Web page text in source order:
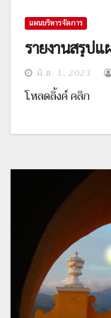
แผนบริหารจัดการ
รายงานสรุปแ
มิ.ย. 1, 2023
โหลดลิ้งค์ คลิก